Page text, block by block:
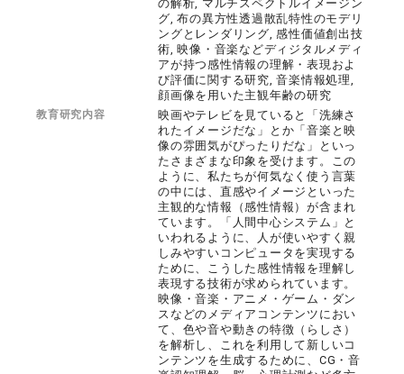
の解析, マルチスペクトルイメージン
グ, 布の異方性透過散乱特性のモデリ
ングとレンダリング, 感性価値創出技
術, 映像・音楽などディジタルメディ
アが持つ感性情報の理解・表現およ
び評価に関する研究, 音楽情報処理,
顔画像を用いた主観年齢の研究
教育研究内容
映画やテレビを見ていると「洗練さ
れたイメージだな」とか「音楽と映
像の雰囲気がぴったりだな」といっ
たさまざまな印象を受けます。この
ように、私たちが何気なく使う言葉
の中には、直感やイメージといった
主観的な情報（感性情報）が含まれ
ています。「人間中心システム」と
いわれるように、人が使いやすく親
しみやすいコンピュータを実現する
ために、こうした感性情報を理解し
表現する技術が求められています。
映像・音楽・アニメ・ゲーム・ダン
スなどのメディアコンテンツにおい
て、色や音や動きの特徴（らしさ）
を解析し、これを利用して新しいコ
ンテンツを生成するために、CG・音